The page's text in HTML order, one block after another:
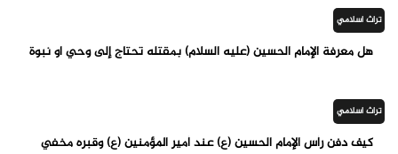
تراث اسلامي
هل معرفة الإمام الحسين (عليه السلام) بمقتله تحتاج إلى وحي او نبوة
تراث اسلامي
كيف دفن رأس الإمام الحسين (ع) عند أمير المؤمنين (ع) وقبره مخفي